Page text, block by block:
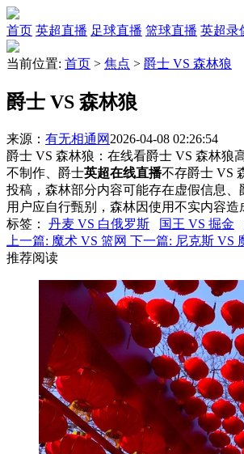
首页 英超直播 足球直播 篮球直播 英超录
当前位置: 首页 > 焦点 > 爵士 VS 森林狼
爵士 VS 森林狼
来源： 有无相通网 2026-04-08 02:26:54
爵士 VS 森林狼：在线看爵士 VS 森林狼
不制作、爵士英超在线直播不存爵士 VS
投稿，森林部分内容可能存在虚假信息
用户应自行甄别，森林因使用不实内容
标签 ： 丹麦 VS 白俄罗斯 国王 VS 掘金
上一篇: 魔术 VS 篮网 下一篇: 尼克斯 VS
推荐阅读